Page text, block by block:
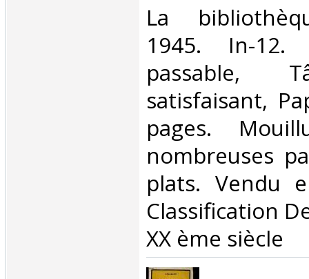
‎La
1945. In-12.
passable,
satisfaisant,
pages.
nombreuses
plats. Vendu
Classification
XX ème siècle‎